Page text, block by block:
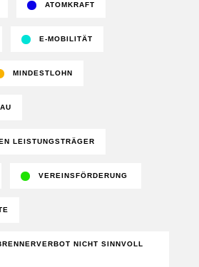
ATOMKRAFT
E-MOBILITÄT
MINDESTLOHN
LEISTUNGSTRÄGER
VEREINSFÖRDERUNG
NICHT SINNVOLL